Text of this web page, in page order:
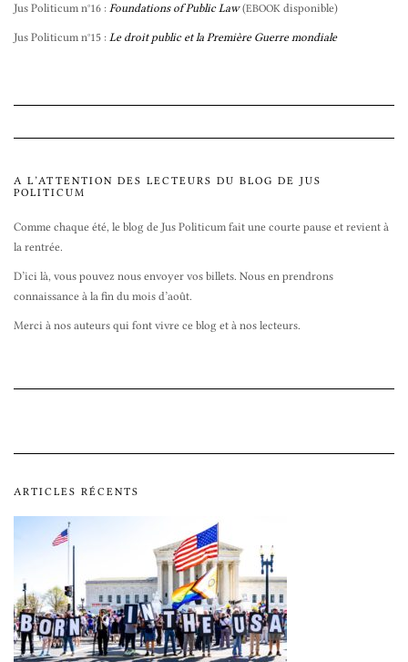
Jus Politicum n°16 : Foundations of Public Law (EBOOK disponible)
Jus Politicum n°15 : Le droit public et la Première Guerre mondiale
A L’ATTENTION DES LECTEURS DU BLOG DE JUS
POLITICUM
Comme chaque été, le blog de Jus Politicum fait une courte pause et revient à
la rentrée.
D’ici là, vous pouvez nous envoyer vos billets. Nous en prendrons
connaissance à la fin du mois d’août.
Merci à nos auteurs qui font vivre ce blog et à nos lecteurs.
ARTICLES RÉCENTS